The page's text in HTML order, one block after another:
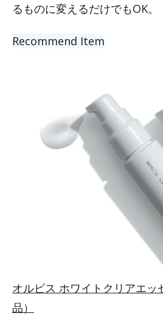
るものに変えるだけでもOK。
Recommend Item
オルビス ホワイトクリアエッ
品）